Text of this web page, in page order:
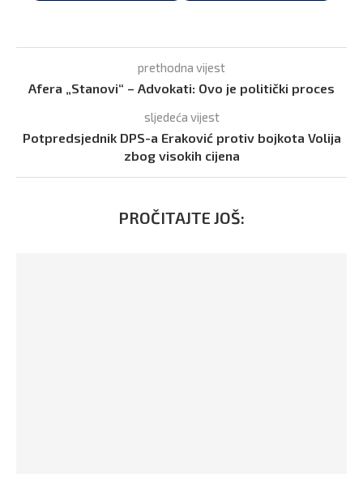
prethodna vijest
Afera „Stanovi“ – Advokati: Ovo je politički proces
sljedeća vijest
Potpredsjednik DPS-a Eraković protiv bojkota Volija
zbog visokih cijena
PROČITAJTE JOŠ: